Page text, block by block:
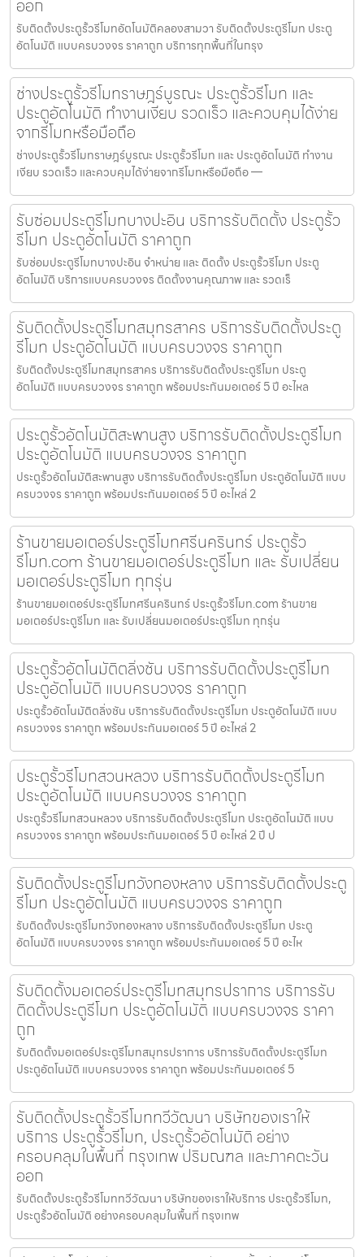
ออก
รับติดตั้งประตูรั้วรีโมทอัตโนมัติคลองสามวา รับติดตั้งประตูรีโมท ประตู
อัตโนมัติ แบบครบวงจร ราคาถูก บริการทุกพื้นที่ในกรุง
ช่างประตูรั้วรีโมทราษฎร์บูรณะ ประตูรั้วรีโมท และ
ประตูอัตโนมัติ ทำงานเงียบ รวดเร็ว และควบคุมได้ง่าย
จากรีโมทหรือมือถือ
ช่างประตูรั้วรีโมทราษฎร์บูรณะ ประตูรั้วรีโมท และ ประตูอัตโนมัติ ทำงาน
เงียบ รวดเร็ว และควบคุมได้ง่ายจากรีโมทหรือมือถือ —
รับซ่อมประตูรีโมทบางปะอิน บริการรับติดตั้ง ประตูรั้ว
รีโมท ประตูอัตโนมัติ ราคาถูก
รับซ่อมประตูรีโมทบางปะอิน จำหน่าย และ ติดตั้ง ประตูรั้วรีโมท ประตู
อัตโนมัติ บริการแบบครบวงจร ติดตั้งงานคุณภาพ และ รวดเร็
รับติดตั้งประตูรีโมทสมุทรสาคร บริการรับติดตั้งประตู
รีโมท ประตูอัตโนมัติ แบบครบวงจร ราคาถูก
รับติดตั้งประตูรีโมทสมุทรสาคร บริการรับติดตั้งประตูรีโมท ประตู
อัตโนมัติ แบบครบวงจร ราคาถูก พร้อมประกันมอเตอร์ 5 ปี อะไหล
ประตูรั้วอัตโนมัติสะพานสูง บริการรับติดตั้งประตูรีโมท
ประตูอัตโนมัติ แบบครบวงจร ราคาถูก
ประตูรั้วอัตโนมัติสะพานสูง บริการรับติดตั้งประตูรีโมท ประตูอัตโนมัติ แบบ
ครบวงจร ราคาถูก พร้อมประกันมอเตอร์ 5 ปี อะไหล่ 2
ร้านขายมอเตอร์ประตูรีโมทศรีนครินทร์ ประตูรั้ว
รีโมท.com ร้านขายมอเตอร์ประตูรีโมท และ รับเปลี่ยน
มอเตอร์ประตูรีโมท ทุกรุ่น
ร้านขายมอเตอร์ประตูรีโมทศรีนครินทร์ ประตูรั้วรีโมท.com ร้านขาย
มอเตอร์ประตูรีโมท และ รับเปลี่ยนมอเตอร์ประตูรีโมท ทุกรุ่น
ประตูรั้วอัตโนมัติตลิ่งชัน บริการรับติดตั้งประตูรีโมท
ประตูอัตโนมัติ แบบครบวงจร ราคาถูก
ประตูรั้วอัตโนมัติตลิ่งชัน บริการรับติดตั้งประตูรีโมท ประตูอัตโนมัติ แบบ
ครบวงจร ราคาถูก พร้อมประกันมอเตอร์ 5 ปี อะไหล่ 2
ประตูรั้วรีโมทสวนหลวง บริการรับติดตั้งประตูรีโมท
ประตูอัตโนมัติ แบบครบวงจร ราคาถูก
ประตูรั้วรีโมทสวนหลวง บริการรับติดตั้งประตูรีโมท ประตูอัตโนมัติ แบบ
ครบวงจร ราคาถูก พร้อมประกันมอเตอร์ 5 ปี อะไหล่ 2 ปี ป
รับติดตั้งประตูรีโมทวังทองหลาง บริการรับติดตั้งประตู
รีโมท ประตูอัตโนมัติ แบบครบวงจร ราคาถูก
รับติดตั้งประตูรีโมทวังทองหลาง บริการรับติดตั้งประตูรีโมท ประตู
อัตโนมัติ แบบครบวงจร ราคาถูก พร้อมประกันมอเตอร์ 5 ปี อะไห
รับติดตั้งมอเตอร์ประตูรีโมทสมุทรปราการ บริการรับ
ติดตั้งประตูรีโมท ประตูอัตโนมัติ แบบครบวงจร ราคา
ถูก
รับติดตั้งมอเตอร์ประตูรีโมทสมุทรปราการ บริการรับติดตั้งประตูรีโมท
ประตูอัตโนมัติ แบบครบวงจร ราคาถูก พร้อมประกันมอเตอร์ 5
รับติดตั้งประตูรั้วรีโมททวีวัฒนา บริษัทของเราให้
บริการ ประตูรั้วรีโมท, ประตูรั้วอัตโนมัติ อย่าง
ครอบคลุมในพื้นที่ กรุงเทพ ปริมณฑล และภาคตะวัน
ออก
รับติดตั้งประตูรั้วรีโมททวีวัฒนา บริษัทของเราให้บริการ ประตูรั้วรีโมท,
ประตูรั้วอัตโนมัติ อย่างครอบคลุมในพื้นที่ กรุงเทพ